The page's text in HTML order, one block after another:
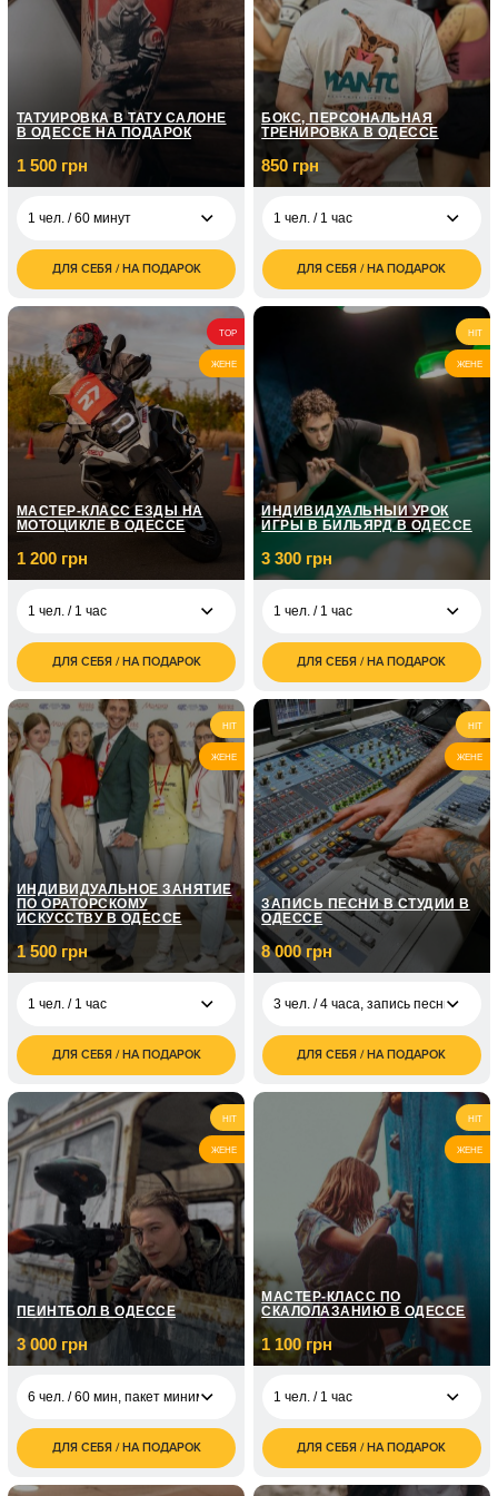
ТАТУИРОВКА В ТАТУ САЛОНЕ
В ОДЕССЕ НА ПОДАРОК
1 500 грн
1 чел. / 60 минут
1 500
грн
1 чел. / 2 часа
2 000
грн
1 чел. / 3 часа
2 500
1 чел. / 4 часа
3 500
грн
1 чел. / 5 часов
4 500
ДЛЯ СЕБЯ / НА ПОДАРОК
БОКС, ПЕРСОНАЛЬНАЯ
ТРЕНИРОВКА В ОДЕССЕ
850 грн
1 чел. / 1 час
грн
1 700
грн
ДЛЯ СЕБЯ / НА ПОДАРОК
TOP
ЖЕНЕ
МАСТЕР-КЛАСС ЕЗДЫ НА
МОТОЦИКЛЕ В ОДЕССЕ
1 200 грн
1 чел. / 1 час
1 200
грн
1 чел. / 9 уроков
9 000
грн
ДЛЯ СЕБЯ / НА ПОДАРОК
HIT
ЖЕНЕ
ИНДИВИДУАЛЬНЫЙ УРОК
ИГРЫ В БИЛЬЯРД В ОДЕССЕ
3 300 грн
1 чел. / 1 час
3 300
грн
2 чел. / 1,5 часа
4 300
грн
ДЛЯ СЕБЯ / НА ПОДАРОК
HIT
ЖЕНЕ
ИНДИВИДУАЛЬНОЕ ЗАНЯТИЕ
ПО ОРАТОРСКОМУ
ИСКУССТВУ В ОДЕССЕ
1 500 грн
1 чел. / 1 час
1 500
грн
1 чел. / абонемент на
месяц занятий
3 000
грн
ДЛЯ СЕБЯ / НА ПОДАРОК
HIT
ЖЕНЕ
ЗАПИСЬ ПЕСНИ В СТУДИИ В
ОДЕССЕ
8 000 грн
3 чел. / 4 часа, запись песни
3 чел. / 4 часа, запись
песни
грн
1 чел. / 5 рабочих
дней, написание
грн
ДЛЯ СЕБЯ / НА ПОДАРОК
HIT
ЖЕНЕ
ПЕЙНТБОЛ В ОДЕССЕ
3 000 грн
6 чел. / 60 мин, пакет минимум
6 чел. / 60 мин, пакет
минимум
грн
ДЛЯ СЕБЯ / НА ПОДАРОК
HIT
ЖЕНЕ
МАСТЕР-КЛАСС ПО
СКАЛОЛАЗАНИЮ В ОДЕССЕ
1 100 грн
1 чел. / 1 час
1 100
грн
ДЛЯ СЕБЯ / НА ПОДАРОК